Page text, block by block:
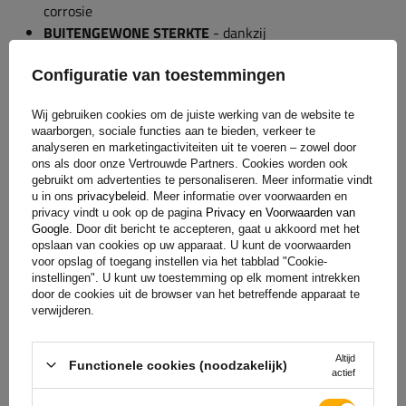
corrosie
BUITENGEWONE STERKTE - dankzij
De mogelijkheid om de aanhanger aan de achterzijde te
tijdens stalling
WIELEN GEPLAATST AAN DE ZIJKANTEN- van het
transportoppervlak resulterend in een lager
zwaartepunt, betere handling en geen stuiteren van de
trailer, zelfs bij rijden zonder belading
Wanneer u een bestelling plaatst voor een dieplader in onze
winkel, vergeet dan niet de MTM-waarde in te voeren die is
vaakst wilt trekken. Voer in het opmerkingenveld in het
winkelmandje het MTM van de trailer in (item O.2 op het
kentekenbewijs). Mogelijke MTM: 300 kg, 350 kg, 400 kg,
Configuratie van toestemmingen
Wij gebruiken cookies om de juiste werking van de website te
waarborgen, sociale functies aan te bieden, verkeer te
analyseren en marketingactiviteiten uit te voeren – zowel door
ons als door onze Vertrouwde Partners. Cookies worden ook
gebruikt om advertenties te personaliseren. Meer informatie vindt
u in ons privacybeleid . Meer informatie over voorwaarden en
privacy vindt u ook op de pagina Privacy en Voorwaarden van
Google . Door dit bericht te accepteren, gaat u akkoord met het
opslaan van cookies op uw apparaat. U kunt de voorwaarden
voor opslag of toegang instellen via het tabblad "Cookie-
instellingen". U kunt uw toestemming op elk moment intrekken
door de cookies uit de browser van het betreffende apparaat te
verwijderen.
Functionele cookies (noodzakelijk)
Altijd
actief